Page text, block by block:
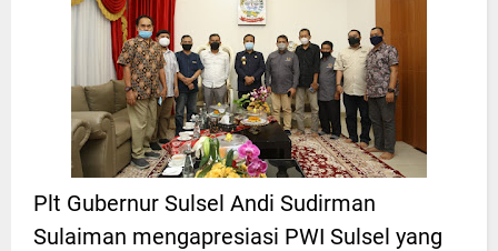
Plt Gubernur Sulsel Andi Sudirman
Sulaiman mengapresiasi PWI Sulsel yang